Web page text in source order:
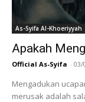
As-Syifa Al-Khoeriyyah
Apakah
Official As-Syifa - 03/
Mengadukan
merusak adalah